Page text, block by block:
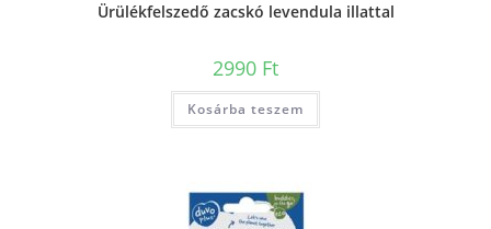
Ürülékfelszedő zacskó levendula illattal
2990 Ft
Kosárba teszem